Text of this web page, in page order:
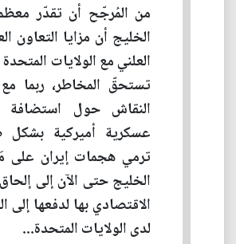
من المُرجّح أن تقدّر
الخليج أن مزايا التعاون
العلني مع الولايات المتحدة
تستحقّ المخاطر، ربما
النقاش حول استضافة
عسكرية أميركية
ترمي هجمات إيران على
الخليج حتى الآن إلى
الاقتصادي بها لدفعها إلى
لدى الولايات المتحدة...